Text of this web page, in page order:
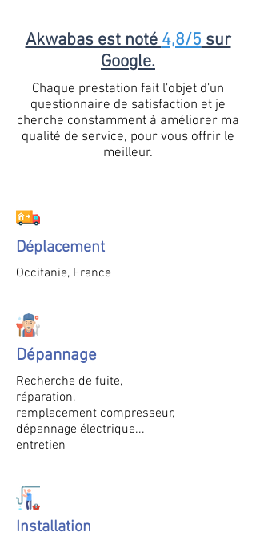
Akwabas est noté 4,8/5 sur
Google.
Chaque prestation fait l'objet d'un
questionnaire de satisfaction et je
cherche constamment à améliorer ma
qualité de service, pour vous offrir le
meilleur.
Déplacement
Occitanie, France
Dépannage
Recherche de fuite,
réparation,
remplacement compresseur,
dépannage électrique...
entretien
Installation